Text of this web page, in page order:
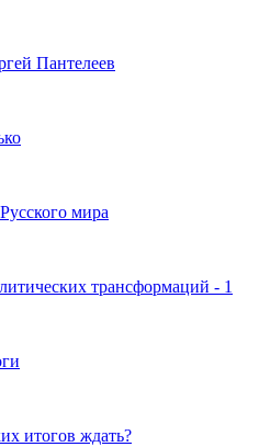
Пантелеев
мира
трансформаций - 1
итогов ждать?